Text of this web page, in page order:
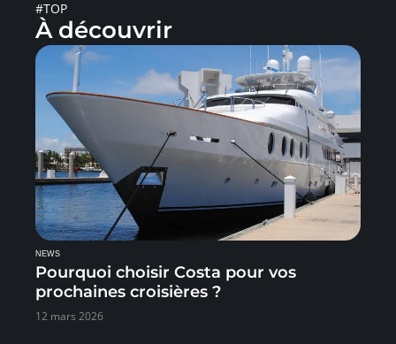
#TOP
À découvrir
NEWS
Pourquoi choisir Costa pour vos
prochaines croisières ?
12 mars 2026